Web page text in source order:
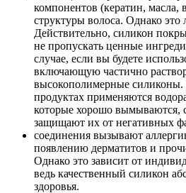
компонентов (кератин, масла,
структуры волоса. Однако
Действительно, силикон
не пропускать ценные
случае, если вы будете
включающую частично
высокополимерные
продуктах применяются
которые хорошо вымываются,
защищают их от негативных
соединения вызывают
появлению дерматитов и
Однако это зависит от
ведь качественный силикон
здоровья.